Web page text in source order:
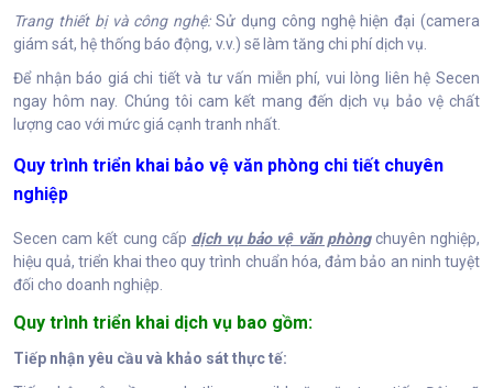
Trang thiết bị và công nghệ:Sử dụng công nghệ hiện đại (camera
giám sát, hệ thống báo động, v.v.) sẽ làm tăng chi phí dịch vụ.
Để nhận báo giá chi tiết và tư vấn miễn phí, vui lòng liên hệ Secen
ngay hôm nay. Chúng tôi cam kết mang đến dịch vụ bảo vệ chất
lượng cao với mức giá cạnh tranh nhất.
Quy trình triển khai bảo vệ văn phòng chi tiết chuyên
nghiệp
Secen cam kết cung cấp dịch vụ bảo vệ văn phòngchuyên nghiệp,
hiệu quả, triển khai theo quy trình chuẩn hóa, đảm bảo an ninh tuyệt
đối cho doanh nghiệp.
Quy trình triển khai dịch vụ bao gồm:
Tiếp nhận yêu cầu và khảo sát thực tế: